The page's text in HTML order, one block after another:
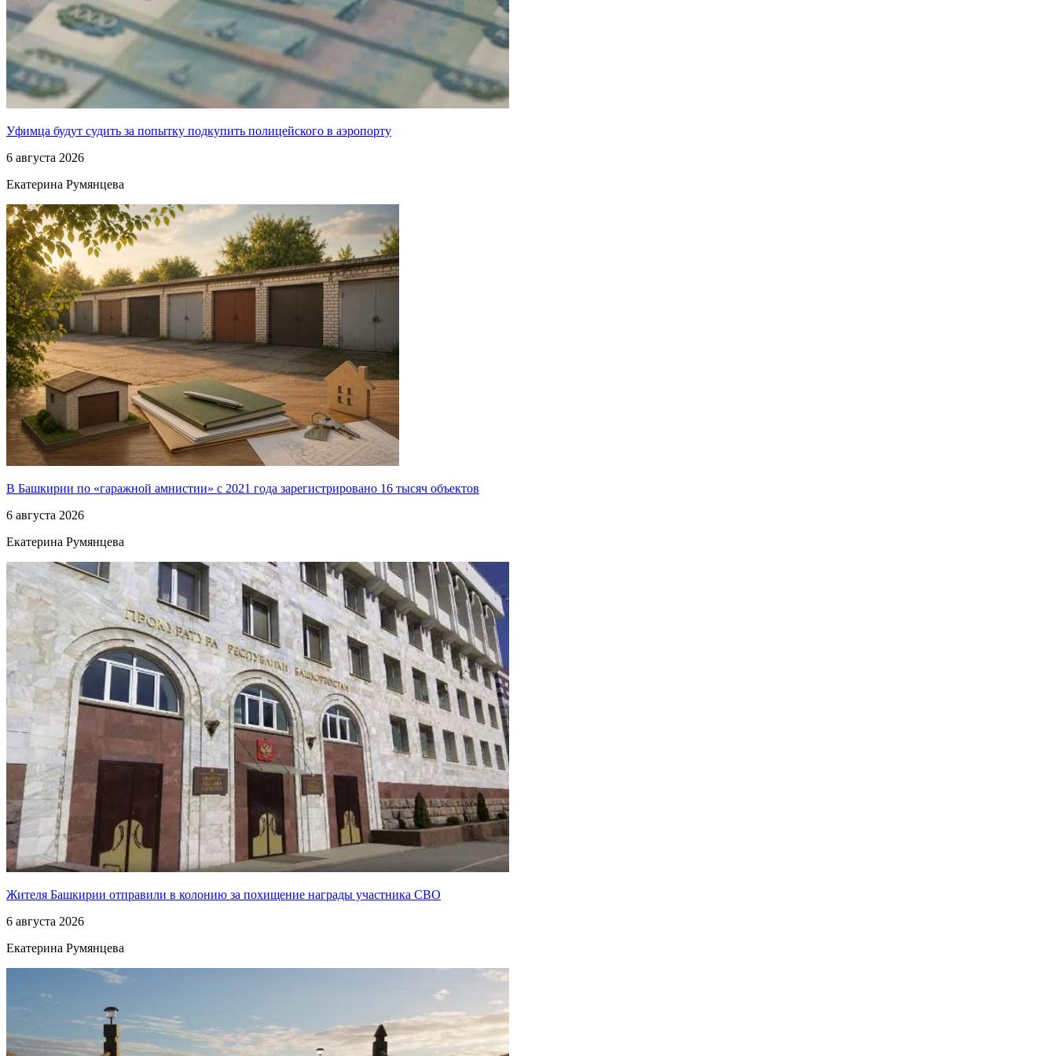
Уфимца будут судить за попытку подкупить полицейского в аэропорту
6 августа 2026
Екатерина Румянцева
В Башкирии по «гаражной амнистии» с 2021 года зарегистрировано 16 тысяч объектов
6 августа 2026
Екатерина Румянцева
Жителя Башкирии отправили в колонию за похищение награды участника СВО
6 августа 2026
Екатерина Румянцева